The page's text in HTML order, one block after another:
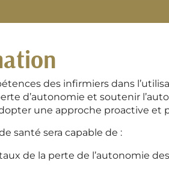
des infirmiers dans
d’autonomie et soutenir
une approche proactive et
santé sera capable de :
de la perte de l’autonomie